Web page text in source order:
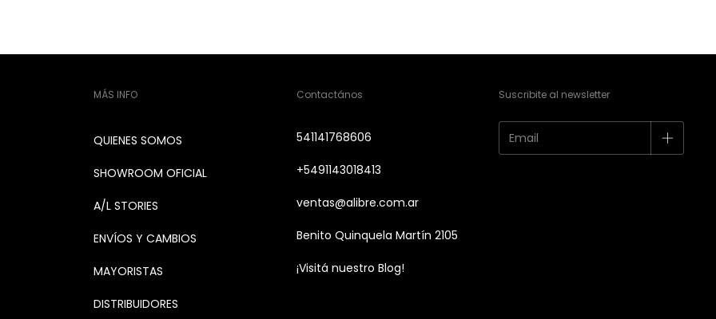
MÁS INFO
QUIENES SOMOS
SHOWROOM OFICIAL
A/L STORIES
ENVÍOS Y CAMBIOS
MAYORISTAS
DISTRIBUIDORES
Contactános
541141768606
+5491143018413
ventas@alibre.com.ar
Benito Quinquela Martín 2105
¡Visitá nuestro Blog!
Suscribite al newsletter